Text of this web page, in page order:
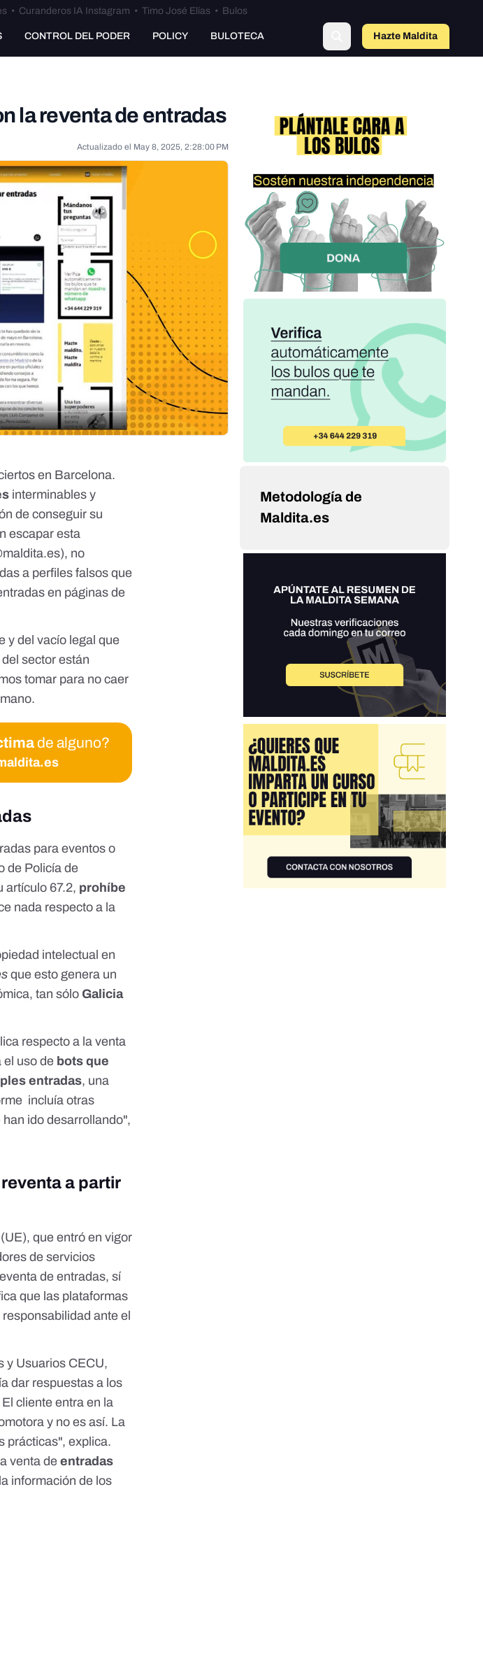
• Curanderos IA Instagram • Timo José Elías• Bulos
CONTROL DEL PODER POLICY BULOTECA Hazte Maldito
la reventa de entradas
Actualizado el May 8, 2025, 2:28:00 PM
en Barcelona.
interminables y
de conseguir su
escapar esta
), no
a perfiles falsos que
en páginas de
y del vacío legal que
sector están
tomar para no caer
de alguno?
para eventos o
de Policía de
artículo 67.2, prohíbe
nada respecto a la
intelectual en
que esto genera un
tan sólo Galicia
respecto a la venta
el uso de bots que
entradas, una
incluía otras
ido desarrollando",
a partir
que entró en vigor
de servicios
de entradas, sí
que las plataformas
ante el
y Usuarios CECU,
dar respuestas a los
cliente entra en la
y no es así. La
prácticas", explica.
venta deentradas
información de los
Metodología de
Maldita.es